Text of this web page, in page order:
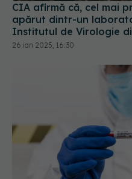
CIA afirmă că, cel mai
apărut dintr-un
Institutul de Virologie
26 ian 2025, 16:30